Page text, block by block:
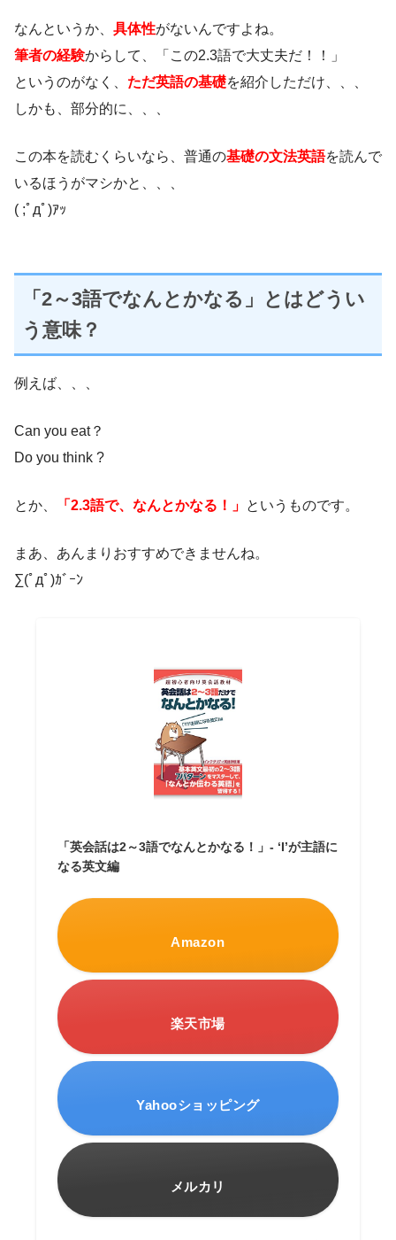
なんというか、 具体性がないんですよね。
筆者の経験からして、「この2.3語で大丈夫だ！！」
というのがなく、 ただ英語の基礎を紹介しただけ、、、
しかも、部分的に、、、
この本を読むくらいなら、普通の基礎の文法英語を読んで
いるほうがマシかと、、、
( ;ﾟдﾟ)ｱｯ
「2～3語でなんとかなる」とはどうい
う意味？
例えば、、、
Can you eat？
Do you think ?
とか、 「2.3語で、なんとかなる！」 というものです。
まあ、あんまりおすすめできませんね。
∑(ﾟдﾟ)ｶﾞｰﾝ
「英会話は2～3語でなんとかなる！」- ‘I’が主語に
なる英文編
Amazon
楽天市場
Yahooショッピング
メルカリ